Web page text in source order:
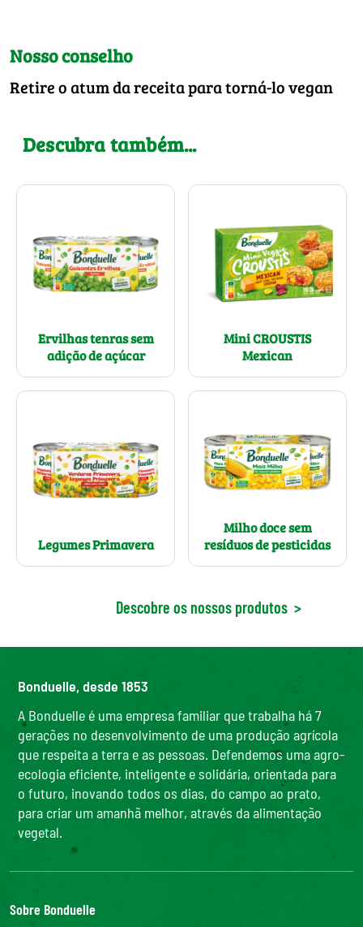
Nosso conselho
Retire o atum da receita para torná-lo vegan
Descubra também...
Ervilhas tenras sem
adição de açúcar
Mini CROUSTIS
Mexican
Legumes Primavera
Milho doce sem
resíduos de pesticidas
Descobre os nossos produtos >
Bonduelle, desde 1853
A Bonduelle é uma empresa familiar que trabalha há 7
gerações no desenvolvimento de uma produção agrícola
que respeita a terra e as pessoas. Defendemos uma agro-
ecologia eficiente, inteligente e solidária, orientada para
o futuro, inovando todos os dias, do campo ao prato,
para criar um amanhã melhor, através da alimentação
vegetal.
Sobre Bonduelle